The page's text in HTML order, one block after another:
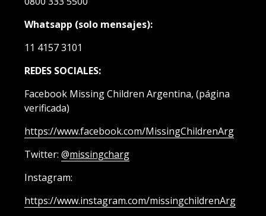
Whatsapp (solo mensajes):
11 4157 3101
REDES SOCIALES:
Facebook Missing Children Argentina, (página
verificada)
https://www.facebook.com/MissingChildrenArg
Twitter: @missingcharg
Instagram:
https://www.instagram.com/missingchildrenArg